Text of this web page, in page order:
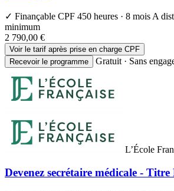
✓ Finançable CPF 450 heures · 8 mois A
minimum
2 790,00 €
Voir le tarif après prise en charge CPF
Recevoir le programme
Gratuit · Sans
L’École
Devenez secrétaire médicale -